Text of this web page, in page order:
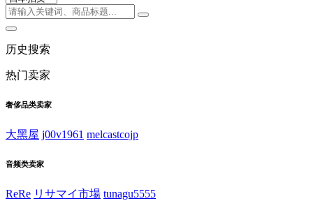
历史搜索
热门卖家
奢侈品类卖家
大黑屋 j00v1961 melcastcojp
音频类卖家
ReRe リサマイ市場 tunagu5555